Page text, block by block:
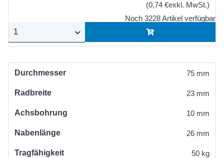
(0,74 €exkl. MwSt.)
Noch 3228 Artikel verfügbar
Durchmesser 75 mm
Radbreite 23 mm
Achsbohrung 10 mm
Nabenlänge 26 mm
Tragfähigkeit 50 kg